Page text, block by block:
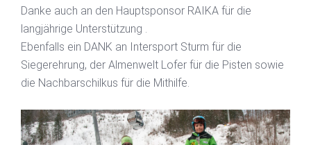
Danke auch an den Hauptsponsor RAIKA für die
langjährige Unterstützung .
Ebenfalls ein DANK an Intersport Sturm für die
Siegerehrung, der Almenwelt Lofer für die Pisten sowie
die Nachbarschilkus für die Mithilfe.